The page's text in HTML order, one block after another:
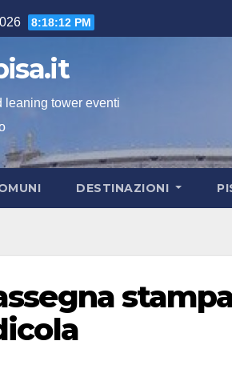
8:18:13 PM
leaning tower eventi
DESTINAZIONI